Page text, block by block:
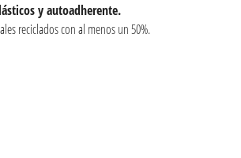
y autoadherente.
reciclados con al menos un 50%.